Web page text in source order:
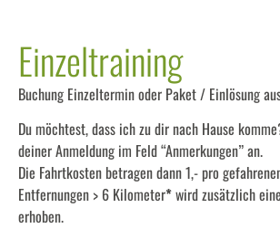
Einzeltraining
Buchung Einzeltermin oder Paket / Einlösung
Du möchtest, dass ich zu dir nach Hause
deiner Anmeldung im Feld “Anmerkungen” an.
Die Fahrtkosten betragen dann 1,- pro
Entfernungen > 6 Kilometer*wird zusätzlich
erhoben.